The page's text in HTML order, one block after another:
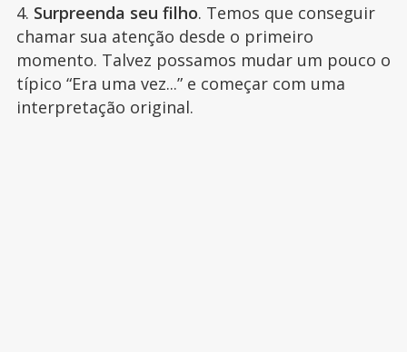
4. Surpreenda seu filho. Temos que conseguir
chamar sua atenção desde o primeiro
momento. Talvez possamos mudar um pouco o
típico “Era uma vez...” e começar com uma
interpretação original.